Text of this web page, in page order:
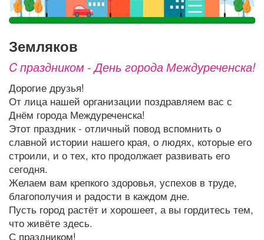
ТВ программа Я - пенсионер
земляков
C праздником - День города Междуреченска!
Дорогие друзья!
От лица нашей организации поздравляем вас с
Днём города Междуреченска!
Этот праздник - отличный повод вспомнить о
славной истории нашего края, о людях, которые его
строили, и о тех, кто продолжает развивать его
сегодня.
Желаем вам крепкого здоровья, успехов в труде,
благополучия и радости в каждом дне.
Пусть город растёт и хорошеет, а вы гордитесь тем,
что живёте здесь.
С праздником!